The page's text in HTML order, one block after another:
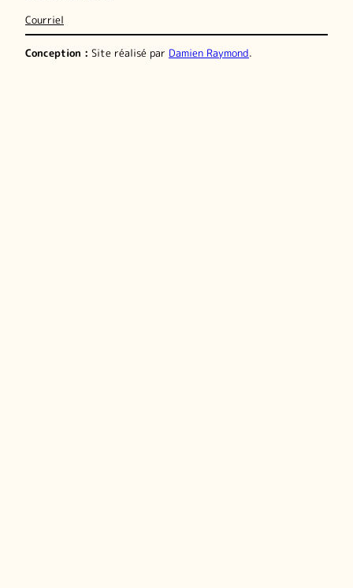
Courriel
Conception : Site réalisé par Damien Raymond.